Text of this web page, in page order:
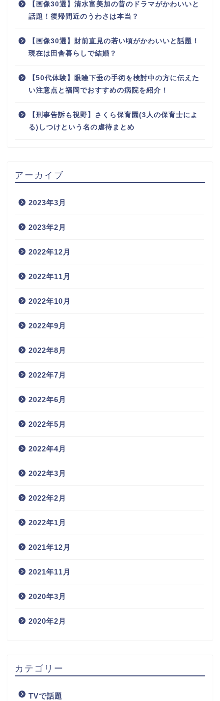
【画像30選】清水富美加の昔のドラマがかわいいと
話題！復帰間近のうわさは本当？
【画像30選】財前直見の若い頃がかわいいと話題！
現在は田舎暮らしで結婚？
【50代体験】眼瞼下垂の手術を検討中の方に伝えた
い注意点と福岡でおすすめの病院を紹介！
【刑事告訴も視野】さくら保育園(3人の保育士によ
る)しつけという名の虐待まとめ
アーカイブ
2023年3月
2023年2月
2022年12月
2022年11月
2022年10月
2022年9月
2022年8月
2022年7月
2022年6月
2022年5月
2022年4月
2022年3月
2022年2月
2022年1月
2021年12月
2021年11月
2020年3月
2020年2月
カテゴリー
TVで話題